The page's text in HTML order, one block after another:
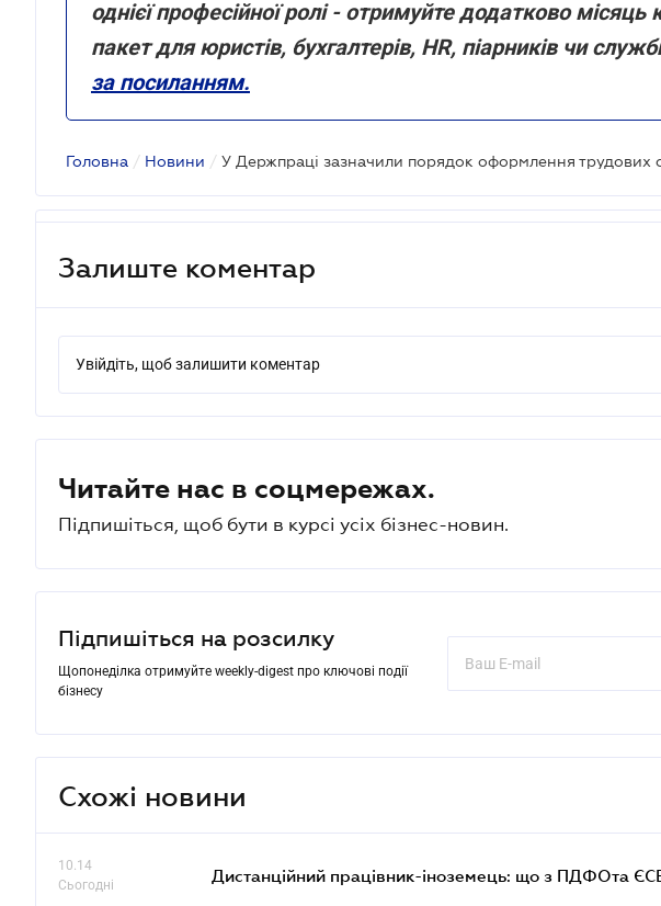
однієї професійної ролі - отримуйте додатково
пакет для юристів, бухгалтерів, HR, піарників чи
за посиланням.
Головна / Новини /
Залиште коментар
Увійдіть, щоб залишити коментар
Читайте нас в соцмережах.
Підпишіться, щоб бути в курсі усіх бізнес-новин.
Підпишіться на розсилку
Щопонеділка отримуйте weekly-digest про ключові події
бізнесу
Схожі новини
10.14
Сьогодні
Дистанційний працівник-іноземець: що з ПДФОта